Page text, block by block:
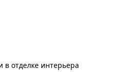
отделке интерьера